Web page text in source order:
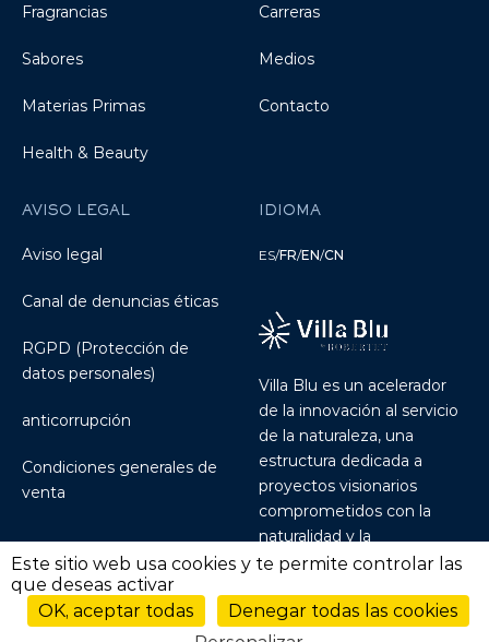
Fragrancias
Sabores
Materias Primas
Health & Beauty
Carreras
Medios
Contacto
AVISO LEGAL
Aviso legal
Canal de denuncias éticas
RGPD (Protección de
datos personales)
anticorrupción
Condiciones generales de
venta
IDIOMA
/FR/EN
ES /CN
Villa Blu es un acelerador
de la innovación al servicio
de la naturaleza, una
estructura dedicada a
proyectos visionarios
comprometidos con la
naturalidad y la
sostenibilidad.Discover
Este sitio web usa cookies y te permite controlar las
que deseas activar
OK, aceptar todas
Denegar todas las cookies